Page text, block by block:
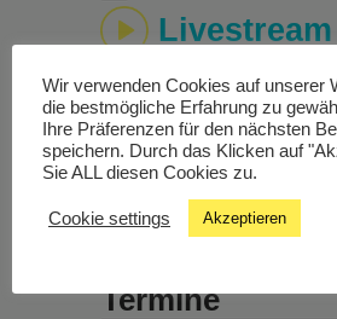
Livestream
Studiochat
Songfinder
Termine
Wir verwenden Cookies auf unserer
die bestmögliche Erfahrung zu
Ihre Präferenzen für den nächsten
speichern. Durch das Klicken auf
Sie ALL diesen Cookies zu.
Cookie settings Akzeptieren